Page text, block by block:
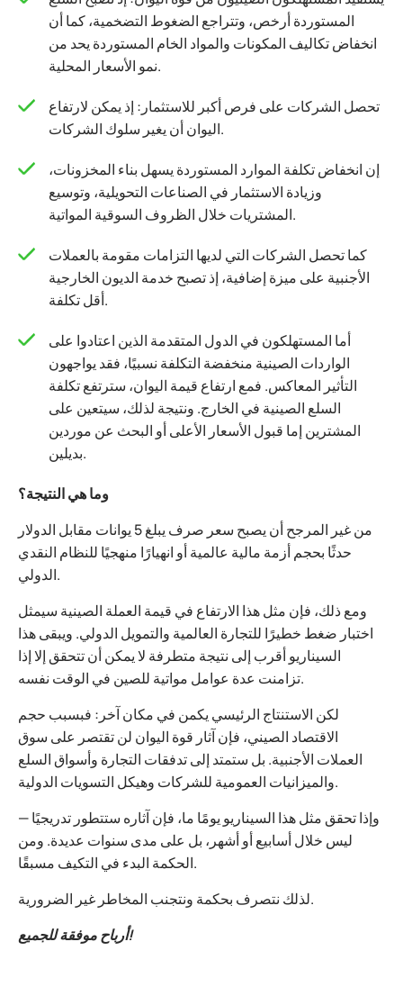
المستوردة أرخص، وتتراجع الضغوط التضخمية، كما أن
انخفاض تكاليف المكونات والمواد الخام المستوردة يحد من
نمو الأسعار المحلية.
تحصل الشركات على فرص أكبر للاستثمار: إذ يمكن لارتفاع
اليوان أن يغير سلوك الشركات.
إن انخفاض تكلفة الموارد المستوردة يسهل بناء المخزونات،
وزيادة الاستثمار في الصناعات التحويلية، وتوسيع
المشتريات خلال الظروف السوقية المواتية.
كما تحصل الشركات التي لديها التزامات مقومة بالعملات
الأجنبية على ميزة إضافية، إذ تصبح خدمة الديون الخارجية
أقل تكلفة.
أما المستهلكون في الدول المتقدمة الذين اعتادوا على
الواردات الصينية منخفضة التكلفة نسبيًا، فقد يواجهون
التأثير المعاكس. فمع ارتفاع قيمة اليوان، سترتفع تكلفة
السلع الصينية في الخارج. ونتيجة لذلك، سيتعين على
المشترين إما قبول الأسعار الأعلى أو البحث عن موردين
بديلين.
وما هي النتيجة؟
من غير المرجح أن يصبح سعر صرف يبلغ 5 يوانات مقابل الدولار
حدثًا بحجم أزمة مالية عالمية أو انهيارًا منهجيًا للنظام النقدي
الدولي.
ومع ذلك، فإن مثل هذا الارتفاع في قيمة العملة الصينية سيمثل
اختبار ضغط خطيرًا للتجارة العالمية والتمويل الدولي. ويبقى هذا
السيناريو أقرب إلى نتيجة متطرفة لا يمكن أن تتحقق إلا إذا
تزامنت عدة عوامل مواتية للصين في الوقت نفسه.
لكن الاستنتاج الرئيسي يكمن في مكان آخر: فبسبب حجم
الاقتصاد الصيني، فإن آثار قوة اليوان لن تقتصر على سوق
العملات الأجنبية. بل ستمتد إلى تدفقات التجارة وأسواق السلع
والميزانيات العمومية للشركات وهيكل التسويات الدولية.
وإذا تحقق مثل هذا السيناريو يومًا ما، فإن آثاره ستتطور تدريجيًا —
ليس خلال أسابيع أو أشهر، بل على مدى سنوات عديدة. ومن
الحكمة البدء في التكيف مسبقًا.
لذلك نتصرف بحكمة ونتجنب المخاطر غير الضرورية.
أرباح موفقة للجميع!